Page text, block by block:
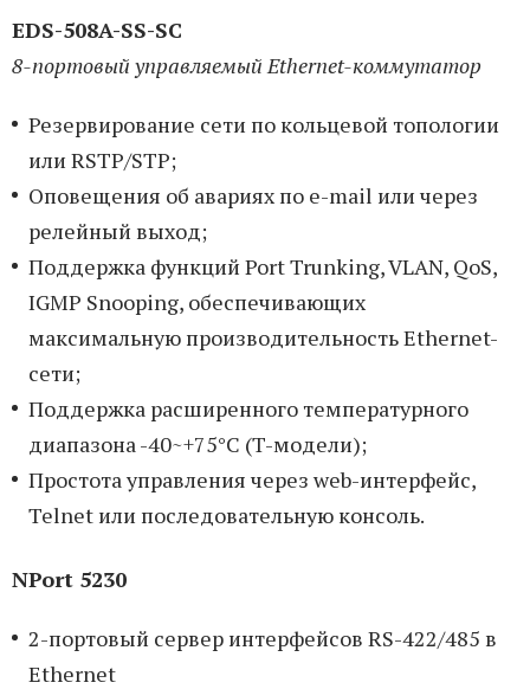
EDS-508A-SS-SC
8-портовый управляемый Ethernet-коммутатор
Резервирование сети по кольцевой топологии
или RSTP/STP;
Оповещения об авариях по e-mail или через
релейный выход;
Поддержка функций Port Trunking, VLAN, QoS,
IGMP Snooping, обеспечивающих
максимальную производительность Ethernet-
сети;
Поддержка расширенного температурного
диапазона -40~+75°C (T-модели);
Простота управления через web-интерфейс,
Telnet или последовательную консоль.
NPort 5230
2-портовый сервер интерфейсов RS-422/485 в
Ethernet